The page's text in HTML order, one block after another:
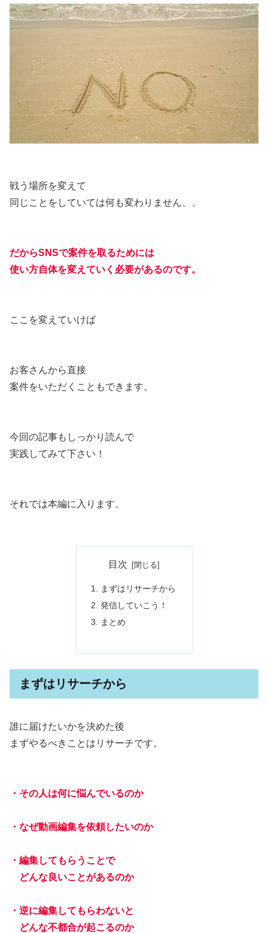
戦う場所を変えて
同じことをしていては何も変わりません、、
だからSNSで案件を取るためには
使い方自体を変えていく必要があるのです。
ここを変えていけば
お客さんから直接
案件をいただくこともできます。
今回の記事もしっかり読んで
実践してみて下さい！
それでは本編に入ります。
目次
まずはリサーチから
発信していこう！
まとめ
まずはリサーチから
誰に届けたいかを決めた後
まずやるべきことはリサーチです。
・その人は何に悩んでいるのか
・なぜ動画編集を依頼したいのか
・編集してもらうことで
どんな良いことがあるのか
・逆に編集してもらわないと
どんな不都合が起こるのか